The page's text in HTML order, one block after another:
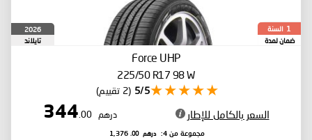
1 السنة
ضمان لمدة
2026
تايلاند
Force UHP
225/50 R17 98 W
5/5 (2 تقييم)
السعر بالكامل للإطار درهم 344
.00
مجموعة من 4: درهم 1,376
.00